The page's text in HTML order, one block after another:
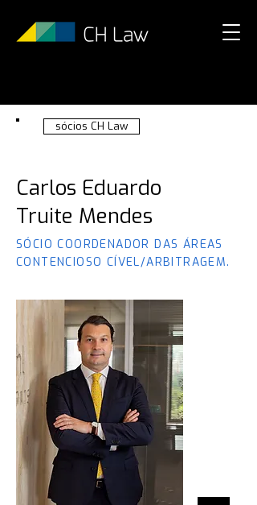
sócios CH Law
Carlos Eduardo
Truite Mendes
SÓCIO COORDENADOR DAS ÁREAS
CONTENCIOSO CÍVEL/ARBITRAGEM.